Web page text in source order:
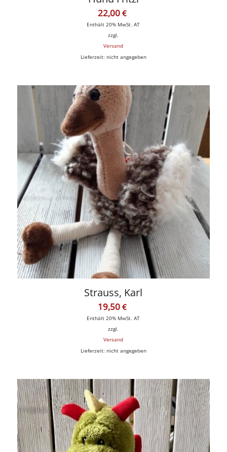
22,00 €
Enthält 20% MwSt. AT
zzgl.
Versand
Lieferzeit: nicht angegeben
Strauss, Karl
19,50 €
Enthält 20% MwSt. AT
zzgl.
Versand
Lieferzeit: nicht angegeben